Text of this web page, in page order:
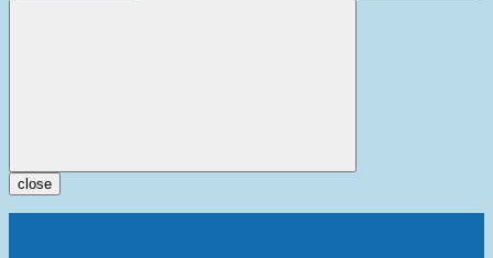
close